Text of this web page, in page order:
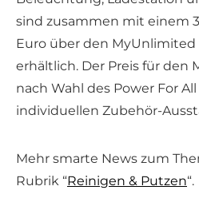
sind zusammen mit einem
Euro über den
erhältlich. Der Preis für den
nach Wahl des Power For
individuellen Zubehör-
Mehr smarte News zum
Rubrik “Reinigen & Putzen“.